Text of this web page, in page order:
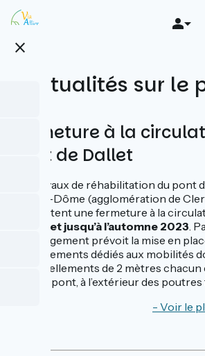
Aller
au
principal
close
Actualités sur le
Fermeture à la
pont de Dallet
Les travaux de réhabilitation du pont
Puy-de-Dôme (agglomération de
nécessitent une fermeture à la
janvier et jusqu’à l’automne 2023.
l'aménagement prévoit la mise en
cheminements dédiés aux mobilités
encorbellements de 2 mètres chacun
côté du pont, à l’extérieur des
- Voir le